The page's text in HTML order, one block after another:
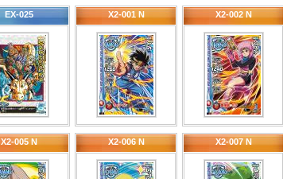
EX-025 X2-001 N X2-002 N
X2-005 N X2-006 N X2-007 N